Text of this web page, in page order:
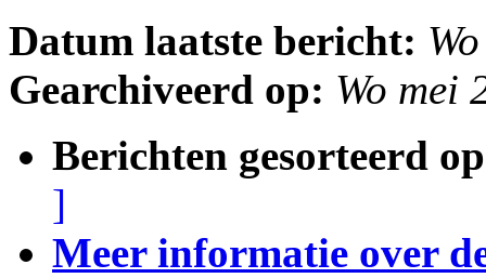
Datum laatste bericht:
Gearchiveerd op: Wo mei
Berichten gesorteerd
]
Meer informatie over